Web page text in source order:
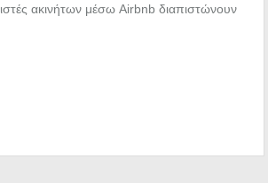
ακινήτων μέσω Airbnb διαπιστώνουν